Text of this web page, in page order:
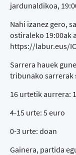
jardunaldikoa,
Nahi izanez gero,
ostiraleko 19:00ak
https://labur.eus/
Sarrera hauek
tribunako sarrerak
16 urtetik aurrera:
4-15 urte: 5 euro
0-3 urte: doan
Gainera, partida